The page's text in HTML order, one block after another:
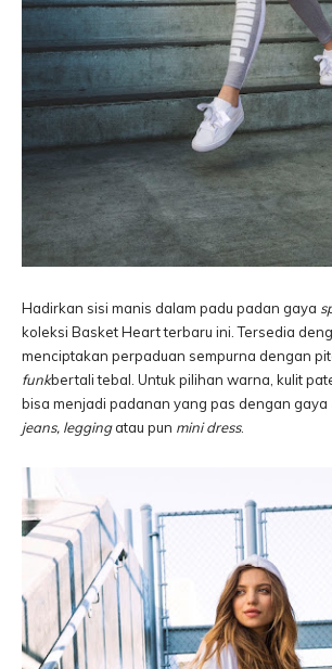
Hadirkan sisi manis dalam padu padan gaya
koleksi Basket Heart terbaru ini. Tersedia
menciptakan perpaduan sempurna dengan
funkbertali tebal. Untuk pilihan warna, kulit
bisa menjadi padanan yang pas dengan gaya
jeans, leggingatau pun mini dress.